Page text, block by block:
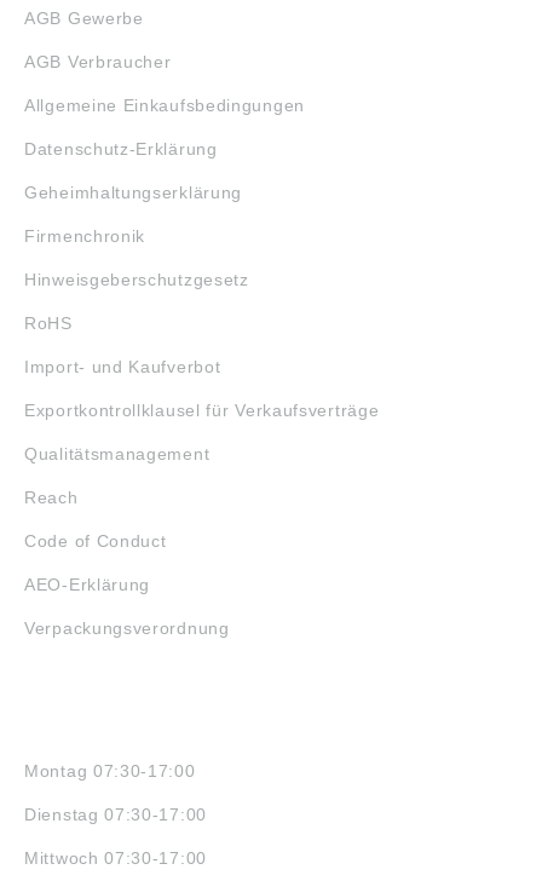
AGB Gewerbe
AGB Verbraucher
Allgemeine Einkaufsbedingungen
Datenschutz-Erklärung
Geheimhaltungserklärung
Firmenchronik
Hinweisgeberschutzgesetz
RoHS
Import- und Kaufverbot
Exportkontrollklausel für Verkaufsverträge
Qualitätsmanagement
Reach
Code of Conduct
AEO-Erklärung
Verpackungsverordnung
Montag 07:30-17:00
Dienstag 07:30-17:00
Mittwoch 07:30-17:00